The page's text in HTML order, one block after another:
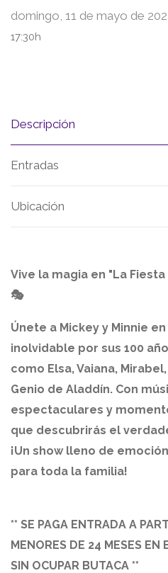
domingo, 11 de mayo de
17:30h
Descripción
Entradas
Ubicación
Vive la magia en "La
🎭
Únete a Mickey y Minnie
inolvidable por sus 100
como Elsa, Vaiana,
Genio de Aladdín. Con
espectaculares y
que descubrirás el
¡Un show lleno de
para toda la familia!
** SE PAGA ENTRADA A
MENORES DE 24 MESES EN
SIN OCUPAR BUTACA **